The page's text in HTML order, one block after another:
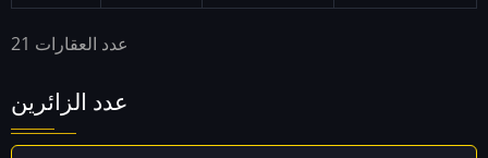
عدد العقارات 21
عدد الزائرين